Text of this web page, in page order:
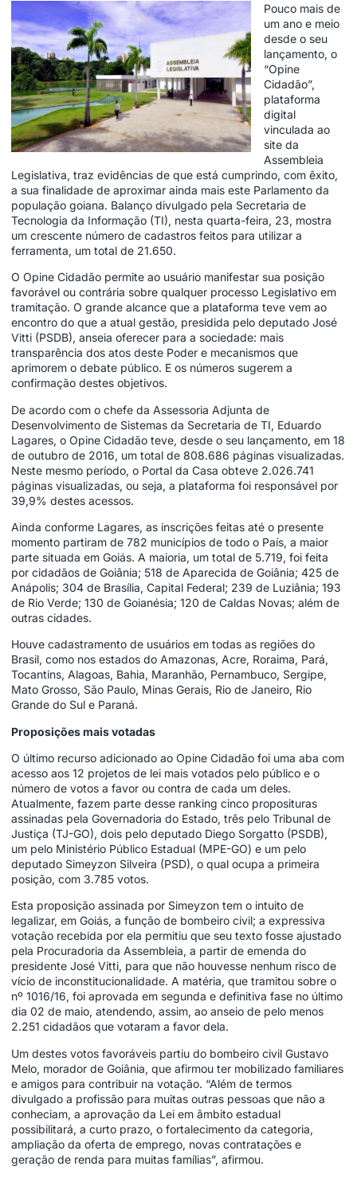
Pouco mais de
um ano e meio
desde o seu
lançamento, o
“Opine
Cidadão”,
plataforma
digital
vinculada ao
site da
Assembleia
Legislativa, traz evidências de que está cumprindo, com êxito,
a sua finalidade de aproximar ainda mais este Parlamento da
população goiana. Balanço divulgado pela Secretaria de
Tecnologia da Informação (TI), nesta quarta-feira, 23, mostra
um crescente número de cadastros feitos para utilizar a
ferramenta, um total de 21.650.
O Opine Cidadão permite ao usuário manifestar sua posição
favorável ou contrária sobre qualquer processo Legislativo em
tramitação. O grande alcance que a plataforma teve vem ao
encontro do que a atual gestão, presidida pelo deputado José
Vitti (PSDB), anseia oferecer para a sociedade: mais
transparência dos atos deste Poder e mecanismos que
aprimorem o debate público. E os números sugerem a
confirmação destes objetivos.
De acordo com o chefe da Assessoria Adjunta de
Desenvolvimento de Sistemas da Secretaria de TI, Eduardo
Lagares, o Opine Cidadão teve, desde o seu lançamento, em 18
de outubro de 2016, um total de 808.686 páginas visualizadas.
Neste mesmo período, o Portal da Casa obteve 2.026.741
páginas visualizadas, ou seja, a plataforma foi responsável por
39,9% destes acessos.
Ainda conforme Lagares, as inscrições feitas até o presente
momento partiram de 782 municípios de todo o País, a maior
parte situada em Goiás. A maioria, um total de 5.719, foi feita
por cidadãos de Goiânia; 518 de Aparecida de Goiânia; 425 de
Anápolis; 304 de Brasília, Capital Federal; 239 de Luziânia; 193
de Rio Verde; 130 de Goianésia; 120 de Caldas Novas; além de
outras cidades.
Houve cadastramento de usuários em todas as regiões do
Brasil, como nos estados do Amazonas, Acre, Roraima, Pará,
Tocantins, Alagoas, Bahia, Maranhão, Pernambuco, Sergipe,
Mato Grosso, São Paulo, Minas Gerais, Rio de Janeiro, Rio
Grande do Sul e Paraná.
Proposições mais votadas
O último recurso adicionado ao Opine Cidadão foi uma aba com
acesso aos 12 projetos de lei mais votados pelo público e o
número de votos a favor ou contra de cada um deles.
Atualmente, fazem parte desse ranking cinco proposituras
assinadas pela Governadoria do Estado, três pelo Tribunal de
Justiça (TJ-GO), dois pelo deputado Diego Sorgatto (PSDB),
um pelo Ministério Público Estadual (MPE-GO) e um pelo
deputado Simeyzon Silveira (PSD), o qual ocupa a primeira
posição, com 3.785 votos.
Esta proposição assinada por Simeyzon tem o intuito de
legalizar, em Goiás, a função de bombeiro civil; a expressiva
votação recebida por ela permitiu que seu texto fosse ajustado
pela Procuradoria da Assembleia, a partir de emenda do
presidente José Vitti, para que não houvesse nenhum risco de
vício de inconstitucionalidade. A matéria, que tramitou sobre o
nº 1016/16, foi aprovada em segunda e definitiva fase no último
dia 02 de maio, atendendo, assim, ao anseio de pelo menos
2.251 cidadãos que votaram a favor dela.
Um destes votos favoráveis partiu do bombeiro civil Gustavo
Melo, morador de Goiânia, que afirmou ter mobilizado familiares
e amigos para contribuir na votação. “Além de termos
divulgado a profissão para muitas outras pessoas que não a
conheciam, a aprovação da Lei em âmbito estadual
possibilitará, a curto prazo, o fortalecimento da categoria,
ampliação da oferta de emprego, novas contratações e
geração de renda para muitas famílias”, afirmou.